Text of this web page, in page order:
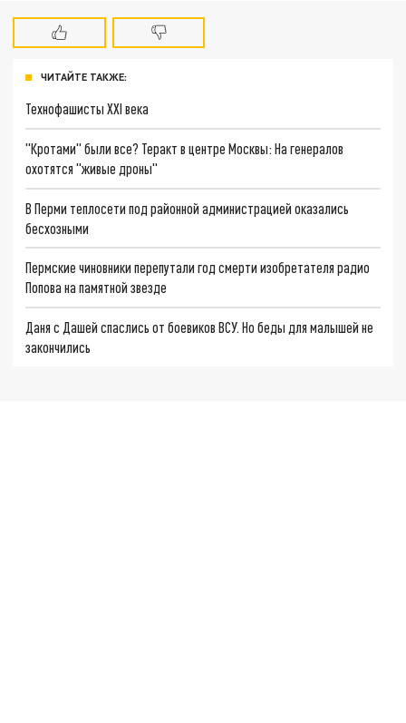
ЧИТАЙТЕ ТАКЖЕ:
Технофашисты XXI века
"Кротами" были все? Теракт в центре Москвы: На генералов
охотятся "живые дроны"
В Перми теплосети под районной администрацией оказались
бесхозными
Пермские чиновники перепутали год смерти изобретателя радио
Попова на памятной звезде
Даня с Дашей спаслись от боевиков ВСУ. Но беды для малышей не
закончились